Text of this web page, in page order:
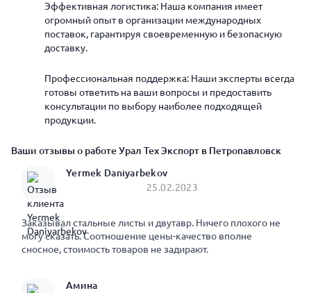
Эффективная логистика: Наша компания имеет
огромный опыт в организации международных
поставок, гарантируя своевременную и безопасную
доставку.
Профессиональная поддержка: Наши эксперты всегда
готовы ответить на ваши вопросы и предоставить
консультации по выбору наиболее подходящей
продукции.
Ваши отзывы о работе Урал Тех Экспорт в Петропавловск
Yermek Daniyarbekov
25.02.2023
Заказывал стальные листы и двутавр. Ничего плохого не
могу сказать. Соотношение цены-качество вполне
сносное, стоимость товаров не задирают.
Амина